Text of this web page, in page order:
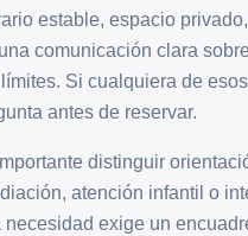
estable, espacio
comunicación clara
Si cualquiera de
antes de reservar.
distinguir
atención infantil o
necesidad exige un